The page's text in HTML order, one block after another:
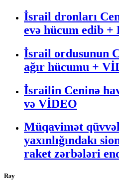
İsrail dronları
evə hücum edib
İsrail ordusunun
ağır hücumu +
İsrailin Ceninə
və VİDEO
Müqavimət
yaxınlığındakı
raket zərbələri
Rəy